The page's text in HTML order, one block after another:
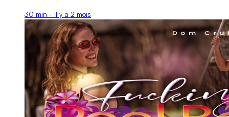
30 min - il y a 2 mois